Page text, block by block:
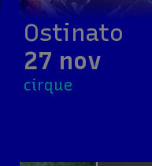
Ostinato
27 nov
cirque